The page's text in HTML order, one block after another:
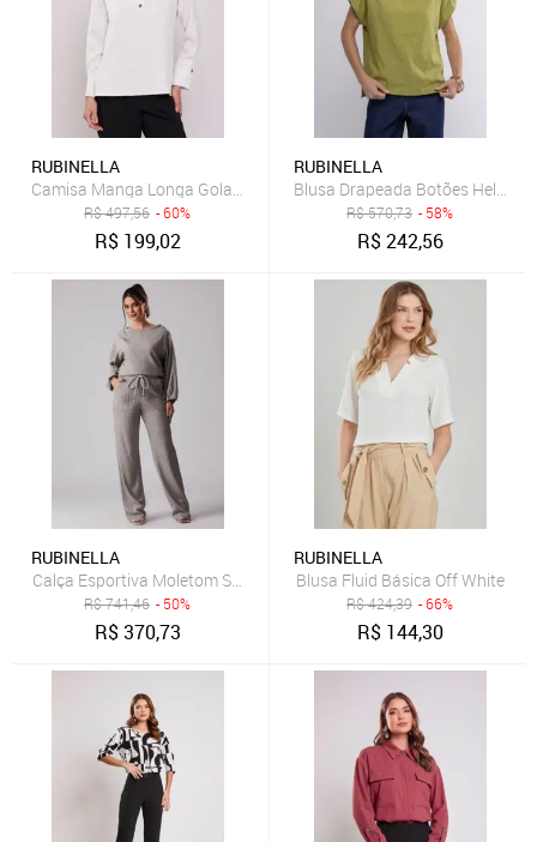
RUBINELLA
Camisa Manga Longa Gola V Off White
R$497,56 - 60%
R$ 199,02
RUBINELLA
Blusa Drapeada Botões Helena
R$570,73 - 58%
R$242,56
RUBINELLA
Calça Esportiva Moletom Sense Off White
R$741,46 - 50%
R$370,73
RUBINELLA
Blusa Fluid Básica Off White
R$424,39 - 66%
R$ 144,30